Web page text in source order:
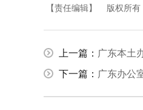
【责任编辑】
版权所有
上一篇： 广东本土
下一篇： 广东办公